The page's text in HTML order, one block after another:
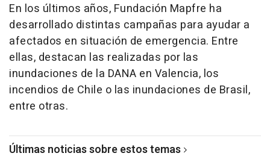
En los últimos años, Fundación Mapfre ha
desarrollado distintas campañas para ayudar a
afectados en situación de emergencia. Entre
ellas, destacan las realizadas por las
inundaciones de la DANA en Valencia, los
incendios de Chile o las inundaciones de Brasil,
entre otras.
Últimas noticias sobre estos temas